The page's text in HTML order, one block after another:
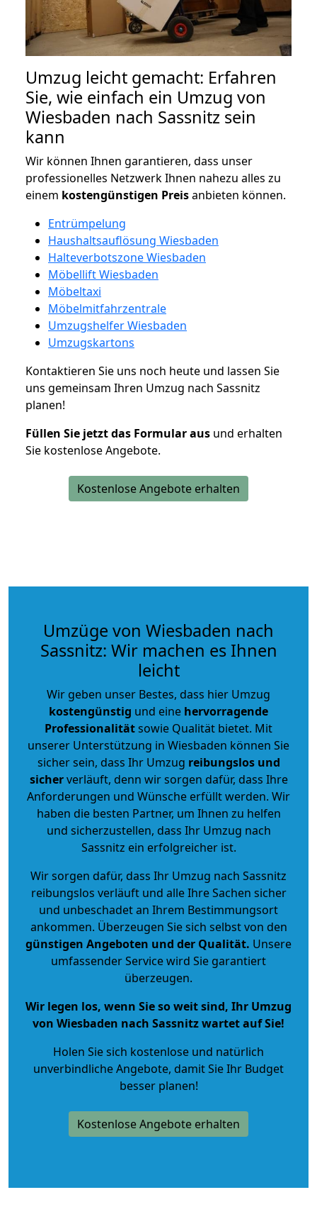
Umzug leicht gemacht: Erfahren
Sie, wie einfach ein Umzug von
Wiesbaden nach Sassnitz sein
kann
Wir können Ihnen garantieren, dass unser
professionelles Netzwerk Ihnen nahezu alles zu
einem kostengünstigen Preisanbieten können.
Entrümpelung
Haushaltsauflösung Wiesbaden
Halteverbotszone Wiesbaden
Möbellift Wiesbaden
Möbeltaxi
Möbelmitfahrzentrale
Umzugshelfer Wiesbaden
Umzugskartons
Kontaktieren Sie uns noch heute und lassen Sie
uns gemeinsam Ihren Umzug nach Sassnitz
planen!
Füllen Sie jetzt das Formular aus und erhalten
Sie kostenlose Angebote.
Kostenlose Angebote erhalten
Umzüge von Wiesbaden nach
Sassnitz: Wir machen es Ihnen
leicht
Wir geben unser Bestes, dass hier Umzug
kostengünstig und eine hervorragende
Professionalitätsowie Qualität bietet. Mit
unserer Unterstützung in Wiesbaden können Sie
sicher sein, dass Ihr Umzug reibungslos und
sicherverläuft, denn wir sorgen dafür, dass Ihre
Anforderungen und Wünsche erfüllt werden. Wir
haben die besten Partner, um Ihnen zu helfen
und sicherzustellen, dass Ihr Umzug nach
Sassnitz ein erfolgreicher ist.
Wir sorgen dafür, dass Ihr Umzug nach Sassnitz
reibungslos verläuft und alle Ihre Sachen sicher
und unbeschadet an Ihrem Bestimmungsort
ankommen. Überzeugen Sie sich selbst von den
günstigen Angeboten und der Qualität. Unsere
umfassender Service wird Sie garantiert
überzeugen.
Wir legen los, wenn Sie so weit sind, Ihr Umzug
von Wiesbaden nach Sassnitz wartet auf Sie!
Holen Sie sich kostenlose und natürlich
unverbindliche Angebote, damit Sie Ihr Budget
besser planen!
Kostenlose Angebote erhalten